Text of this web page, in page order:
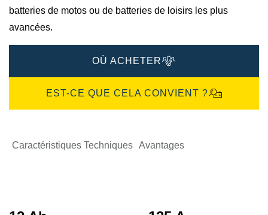
batteries de motos ou de batteries de loisirs les plus
avancées.
OÙ ACHETER
EST-CE QUE CELA CONVIENT ?
Caractéristiques Techniques Avantages